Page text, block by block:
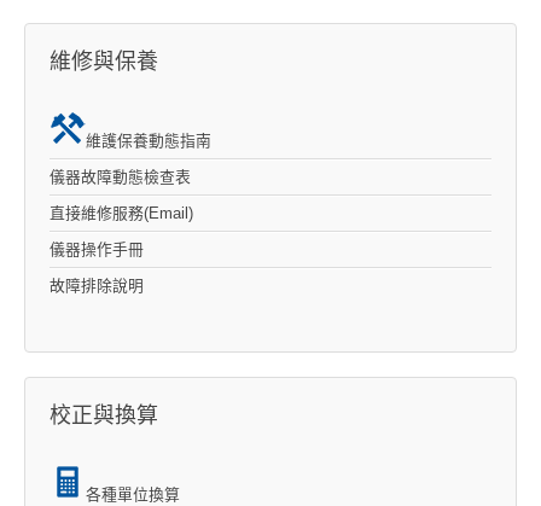
維修與保養
維護保養動態指南
儀器故障動態檢查表
直接維修服務(Email)
儀器操作手冊
故障排除說明
校正與換算
各種單位換算